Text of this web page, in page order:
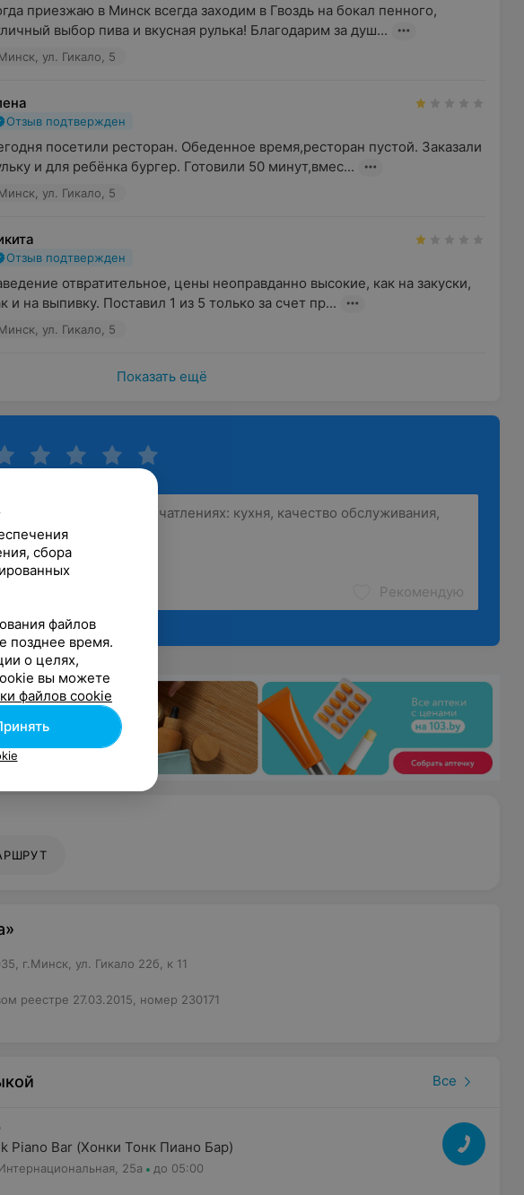
приезжаю в Минск всегда заходим в Гвоздь на бокал пенного,
выбор пива и вкусная рулька! Благодарим за душ...
ул. Гикало, 5
Отзыв подтвержден
посетили ресторан. Обеденное время,ресторан пустой. Заказали
и для ребёнка бургер. Готовили 50 минут,вмес...
ул. Гикало, 5
Отзыв подтвержден
отвратительное, цены неоправданно высокие, как на закуски,
и на выпивку. Поставил 1 из 5 только за счет пр...
ул. Гикало, 5
Показать ещё
Рекомендую
г.Минск, ул. Гикало 22б, к 11
реестре 27.03.2015, номер 230171
Все
Piano Bar (Хонки Тонк Пиано Бар)
25а до 05:00
сбора
файлов
позднее время.
о целях,
вы можете
файлов cookie